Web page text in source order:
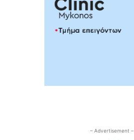
– Advertisement –